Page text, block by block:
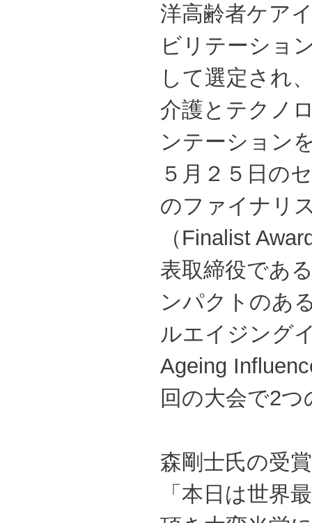
洋高齢者ケア
ビリテーショ
して選定され
介護とテクノ
ンテーション
５月２５日の
のファイナリ
（Finalist
表取締役であ
ンパクトのあ
ルエイジング
Ageing
回の大会で2
森剛士氏の受
「本日は世界